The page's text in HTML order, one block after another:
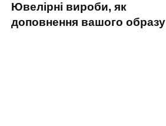
Ювелірні вироби, як
доповнення вашого образу